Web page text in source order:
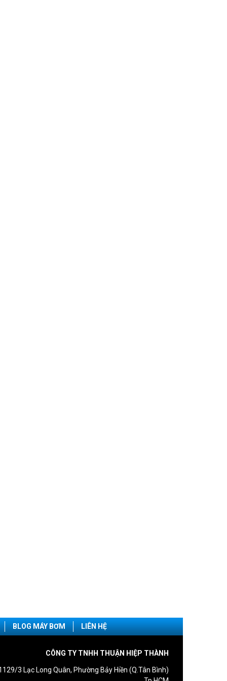
BLOG MÁY BƠM LIÊN HỆ
CÔNG TY TNHH THUẬN HIỆP THÀNH
3 Lạc Long Quân, Phường Bảy Hiền (Q.Tân Bình)